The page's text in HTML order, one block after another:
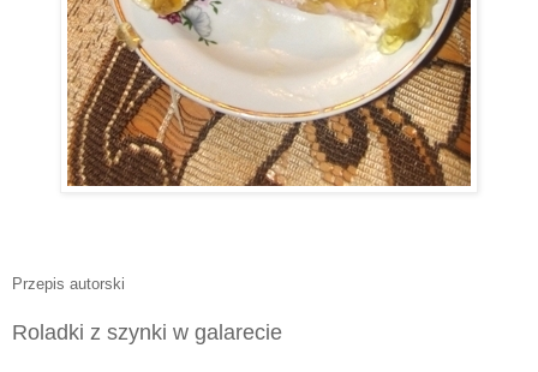
Przepis autorski
Roladki z szynki w galarecie